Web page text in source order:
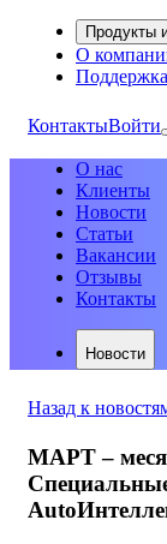
Продукты
О
Поддержка
КонтактыВойти
О нас
Клиенты
Новости
Статьи
Вакансии
Отзывы
Контакты
Новости
Назад к
МАРТ –